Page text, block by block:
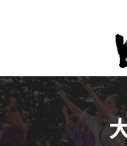
ツ
へ
ス
キ
ッ
シ
ョ
ン
に
移